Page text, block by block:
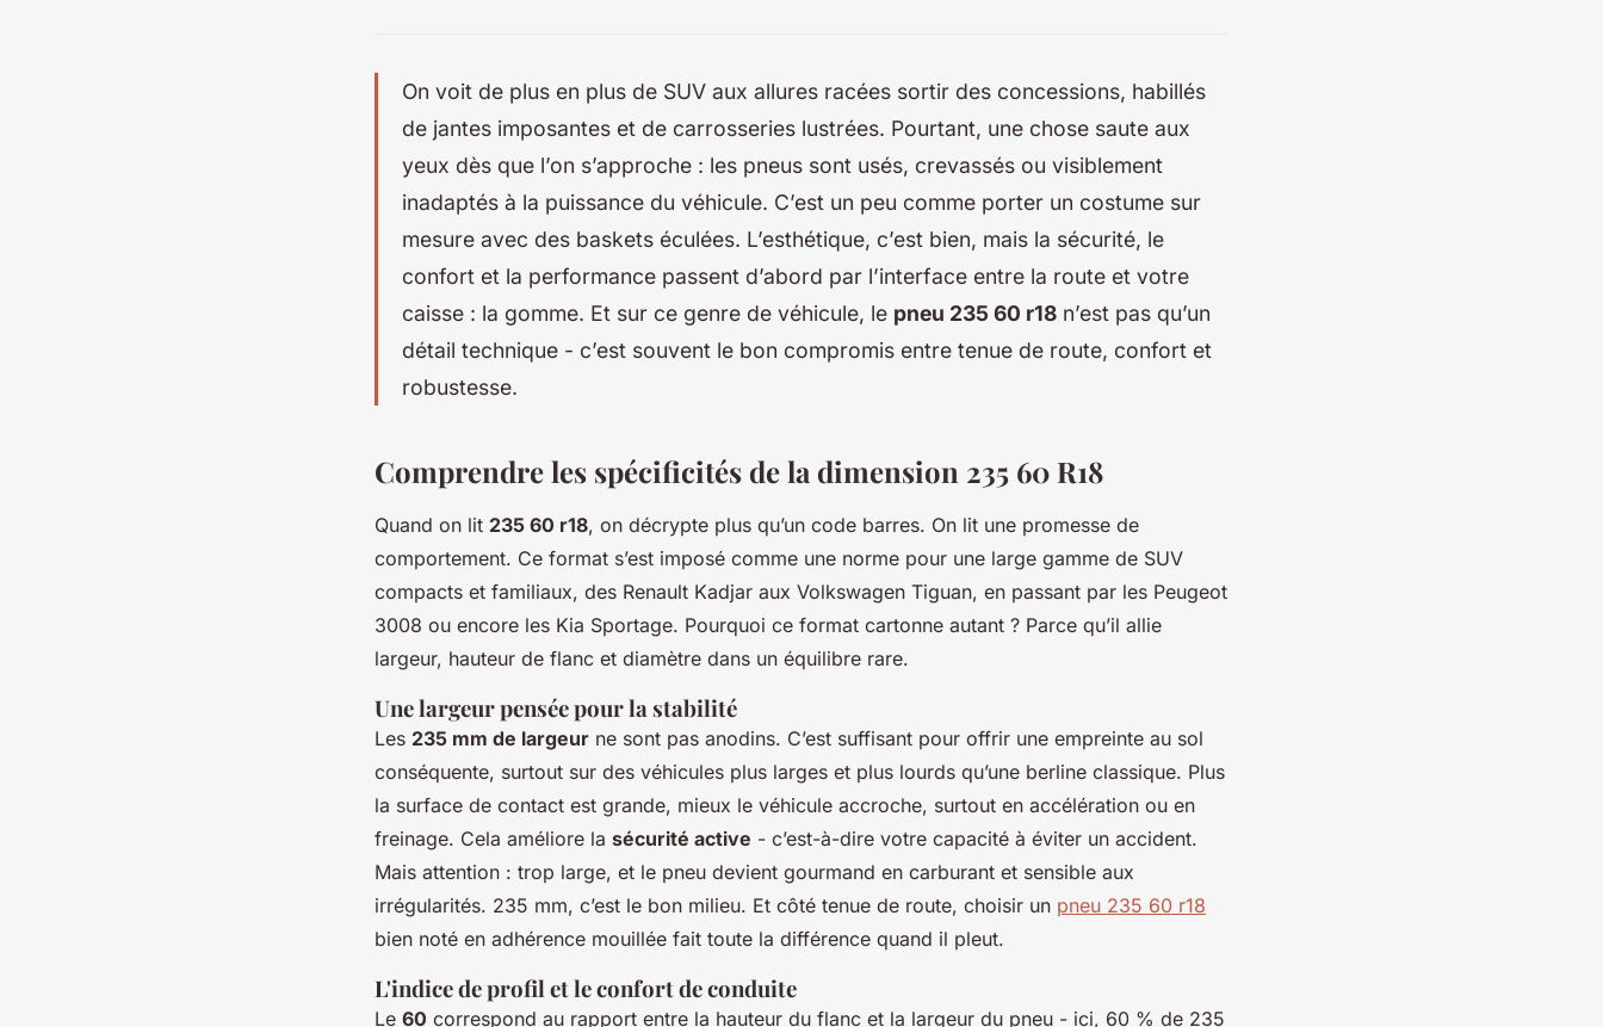
On voit de plus en plus de SUV aux allures racées sortir des concessions, habillés
de jantes imposantes et de carrosseries lustrées. Pourtant, une chose saute aux
yeux dès que l’on s’approche : les pneus sont usés, crevassés ou visiblement
inadaptés à la puissance du véhicule. C’est un peu comme porter un costume sur
mesure avec des baskets éculées. L’esthétique, c’est bien, mais la sécurité, le
confort et la performance passent d’abord par l’interface entre la route et votre
caisse : la gomme. Et sur ce genre de véhicule, le pneu 235 60 r18 n’est pas qu’un
détail technique - c’est souvent le bon compromis entre tenue de route, confort et
robustesse.
Comprendre les spécificités de la dimension 235 60 R18
Quand on lit 235 60 r18, on décrypte plus qu’un code barres. On lit une promesse de
comportement. Ce format s’est imposé comme une norme pour une large gamme de SUV
compacts et familiaux, des Renault Kadjar aux Volkswagen Tiguan, en passant par les Peugeot
3008 ou encore les Kia Sportage. Pourquoi ce format cartonne autant ? Parce qu’il allie
largeur, hauteur de flanc et diamètre dans un équilibre rare.
Une largeur pensée pour la stabilité
Les 235 mm de largeur ne sont pas anodins. C’est suffisant pour offrir une empreinte au sol
conséquente, surtout sur des véhicules plus larges et plus lourds qu’une berline classique. Plus
la surface de contact est grande, mieux le véhicule accroche, surtout en accélération ou en
freinage. Cela améliore la sécurité active - c’est-à-dire votre capacité à éviter un accident.
Mais attention : trop large, et le pneu devient gourmand en carburant et sensible aux
irrégularités. 235 mm, c’est le bon milieu. Et côté tenue de route, choisir un pneu 235 60 r18
bien noté en adhérence mouillée fait toute la différence quand il pleut.
L'indice de profil et le confort de conduite
Le 60 correspond au rapport entre la hauteur du flanc et la largeur du pneu - ici, 60 % de 235